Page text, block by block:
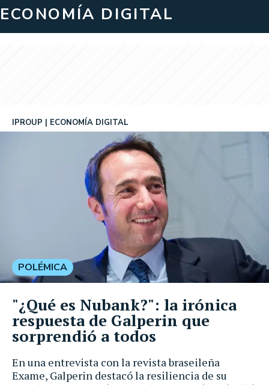
ECONOMÍA DIGITAL
En una entrevista con la revista braseileña
Exame, Galperin destacó la resiliencia de su
IPROUP ECONOMÍA DIGITAL
POLÉMICA
"¿Qué es Nubank?": la irónica
respuesta de Galperin que
sorprendió a todos